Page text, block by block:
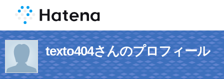
texto404さんのプロフィール